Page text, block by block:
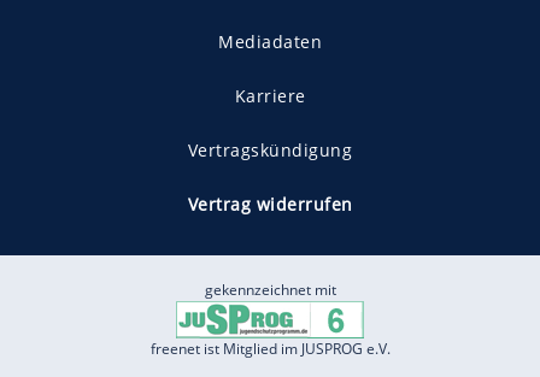
Mediadaten
Karriere
Vertragskündigung
Vertrag widerrufen
gekennzeichnet mit
freenet ist Mitglied im JUSPROG e.V.